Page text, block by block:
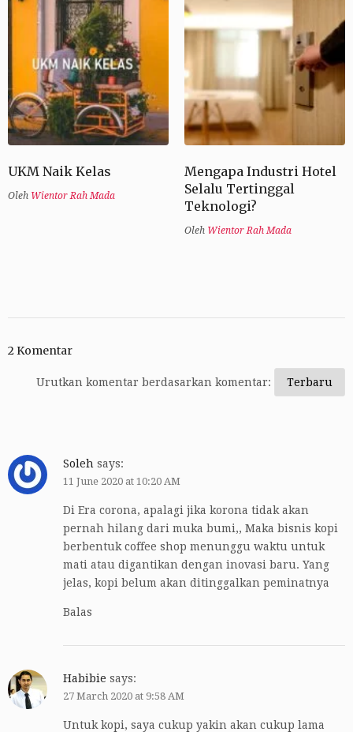
UKM Naik Kelas
Oleh Wientor Rah Mada
Mengapa Industri Hotel
Selalu Tertinggal
Teknologi?
Oleh Wientor Rah Mada
2 Komentar
Urutkan komentar berdasarkan komentar:
Soleh says:
11 June 2020 at 10:20 AM
Di Era corona, apalagi jika korona tidak akan
pernah hilang dari muka bumi,, Maka bisnis kopi
berbentuk coffee shop menunggu waktu untuk
mati atau digantikan dengan inovasi baru. Yang
jelas, kopi belum akan ditinggalkan peminatnya
Balas
Habibie says:
27 March 2020 at 9:58 AM
Untuk kopi, saya cukup yakin akan cukup lama